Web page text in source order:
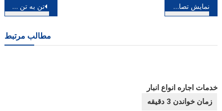
راهبری
تن به تن به گالری سلوک می رود نمایش تصاویر منتخب جشنواره هشت در ایستگاه های مترو
مطالب مرتبط
خدمات اجاره انواع انبار